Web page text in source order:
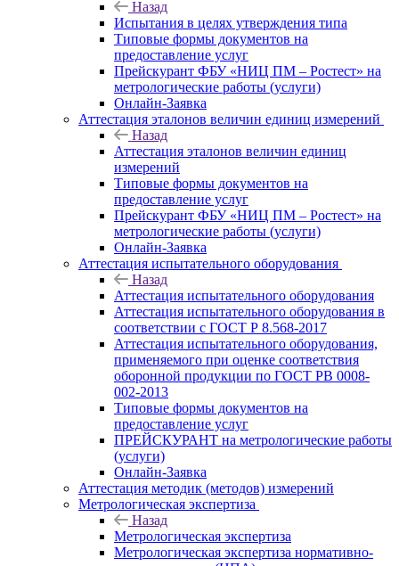
Назад
Испытания в целях утверждения типа
Типовые формы документов на
предоставление услуг
Прейскурант ФБУ «НИЦ ПМ – Ростест» на
метрологические работы (услуги)
Онлайн-Заявка
Аттестация эталонов величин единиц измерений
Назад
Аттестация эталонов величин единиц
измерений
Типовые формы документов на
предоставление услуг
Прейскурант ФБУ «НИЦ ПМ – Ростест» на
метрологические работы (услуги)
Онлайн-Заявка
Аттестация испытательного оборудования
Назад
Аттестация испытательного оборудования
Аттестация испытательного оборудования в
соответствии с ГОСТ Р 8.568-2017
Аттестация испытательного оборудования,
применяемого при оценке соответствия
оборонной продукции по ГОСТ РВ 0008-
002-2013
Типовые формы документов на
предоставление услуг
ПРЕЙСКУРАНТ на метрологические работы
(услуги)
Онлайн-Заявка
Аттестация методик (методов) измерений
Метрологическая экспертиза
Назад
Метрологическая экспертиза
Метрологическая экспертиза нормативно-